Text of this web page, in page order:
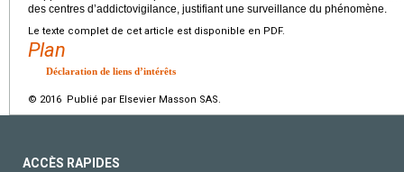
des centres d’addictovigilance, justifiant une surveillance du phénomène.
Le texte complet de cet article est disponible en PDF.
Plan
Déclaration de liens d’intérêts
© 2016 Publié par Elsevier Masson SAS.
ACCÈS RAPIDES